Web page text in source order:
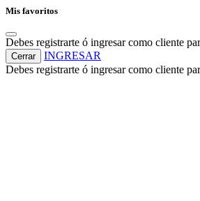
Mis favoritos
Debes registrarte ó ingresar como cliente
Cerrar
INGRESAR
Debes registrarte ó ingresar como cliente